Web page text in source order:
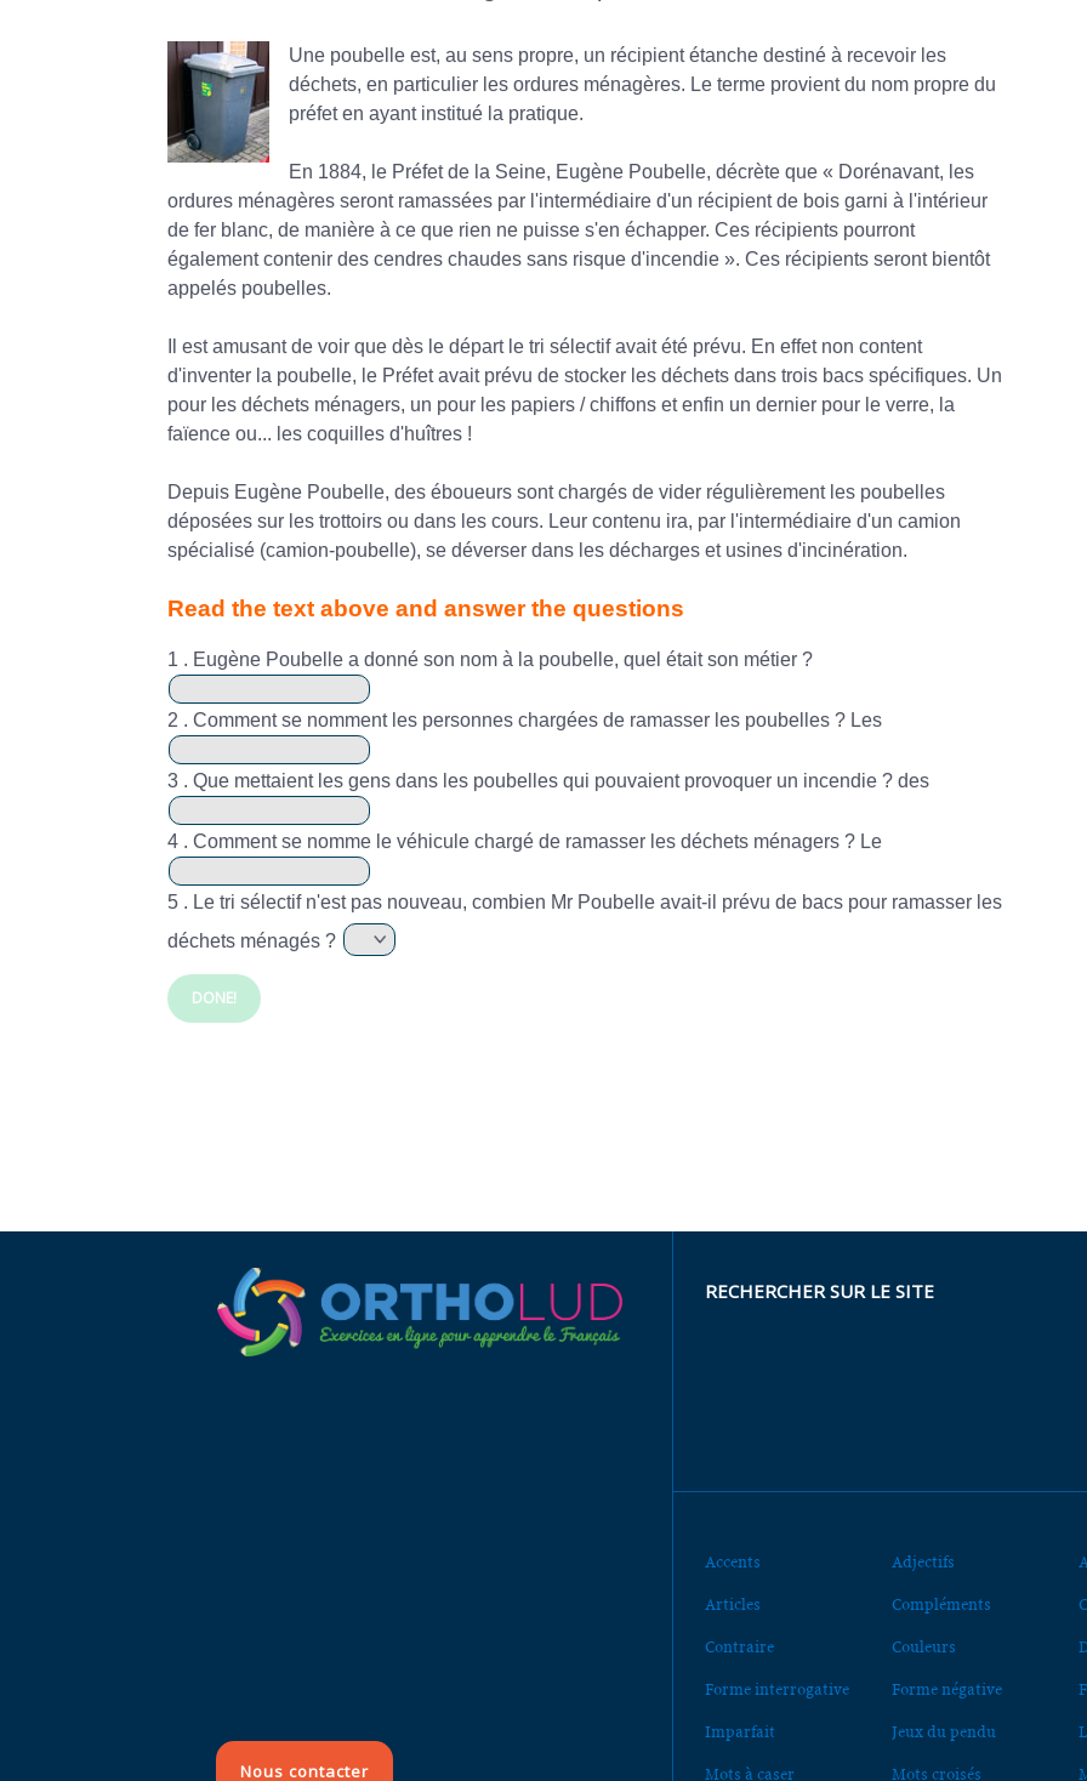
Une poubelle est, au sens propre, un récipient étanche destiné à recevoir les
déchets, en particulier les ordures ménagères. Le terme provient du nom propre du
préfet en ayant institué la pratique.
En 1884, le Préfet de la Seine, Eugène Poubelle, décrète que « Dorénavant, les
ordures ménagères seront ramassées par l'intermédiaire d'un récipient de bois garni à l'intérieur
de fer blanc, de manière à ce que rien ne puisse s'en échapper. Ces récipients pourront
également contenir des cendres chaudes sans risque d'incendie ». Ces récipients seront bientôt
appelés poubelles.
Il est amusant de voir que dès le départ le tri sélectif avait été prévu. En effet non content
d'inventer la poubelle, le Préfet avait prévu de stocker les déchets dans trois bacs spécifiques. Un
pour les déchets ménagers, un pour les papiers / chiffons et enfin un dernier pour le verre, la
faïence ou... les coquilles d'huîtres !
Depuis Eugène Poubelle, des éboueurs sont chargés de vider régulièrement les poubelles
déposées sur les trottoirs ou dans les cours. Leur contenu ira, par l'intermédiaire d'un camion
spécialisé (camion-poubelle), se déverser dans les décharges et usines d'incinération.
Read the text above and answer the questions
1 . Eugène Poubelle a donné son nom à la poubelle, quel était son métier ?
2 . Comment se nomment les personnes chargées de ramasser les poubelles ? Les
3 . Que mettaient les gens dans les poubelles qui pouvaient provoquer un incendie ? des
4 . Comment se nomme le véhicule chargé de ramasser les déchets ménagers ? Le
5 . Le tri sélectif n'est pas nouveau, combien Mr Poubelle avait-il prévu de bacs pour ramasser les
déchets ménagés ?
DONE!
Nous contacter
RECHERCHER SUR LE SITE
Accents Adjectifs
Articles Compléments
Contraire Couleurs
Forme interrogative Forme négative
Imparfait Jeux du pendu
Mots à caser Mots croisés